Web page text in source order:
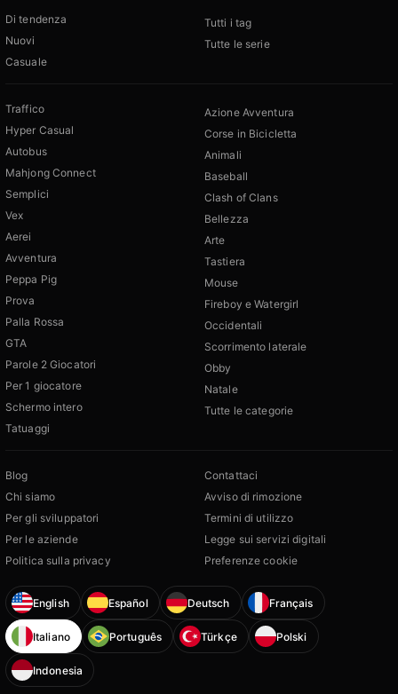
Di tendenza
Nuovi
Casuale
Tutti i tag
Tutte le serie
Traffico
Hyper Casual
Autobus
Mahjong Connect
Semplici
Vex
Aerei
Avventura
Peppa Pig
Prova
Palla Rossa
GTA
Parole 2 Giocatori
Per 1 giocatore
Schermo intero
Tatuaggi
Azione Avventura
Corse in Bicicletta
Animali
Baseball
Clash of Clans
Bellezza
Arte
Tastiera
Mouse
Fireboy e Watergirl
Occidentali
Scorrimento laterale
Obby
Natale
Tutte le categorie
Blog
Chi siamo
Per gli sviluppatori
Per le aziende
Politica sulla privacy
Contattaci
Avviso di rimozione
Termini di utilizzo
Legge sui servizi digitali
Preferenze cookie
English Español Deutsch Français
Italiano Português Türkçe Polski
Indonesia